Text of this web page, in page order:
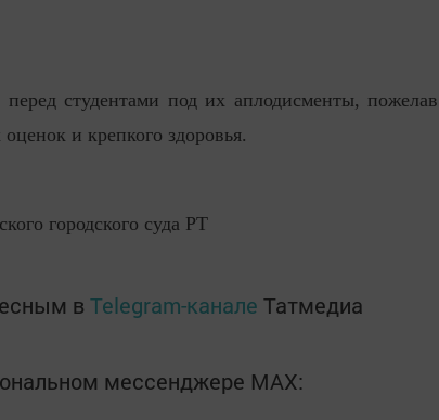
студентами под их аплодисменты, пожелав
и крепкого здоровья.
городского суда РТ
в Telegram-канале Татмедиа
мессенджере MАХ: